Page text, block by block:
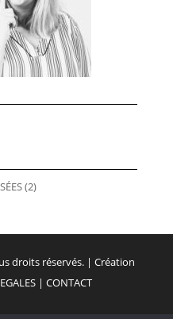
(2)
droits réservés. | Création
| CONTACT